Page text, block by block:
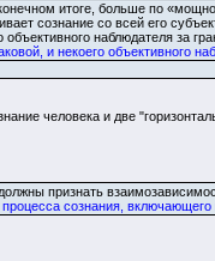
итоге, больше по
сознание со всей его
наблюдателя за
и некоего объективного
человека и две
признать
сознания,